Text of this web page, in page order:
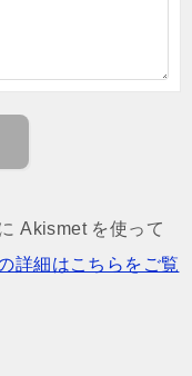
Akismet を使って
詳細はこちらをご覧